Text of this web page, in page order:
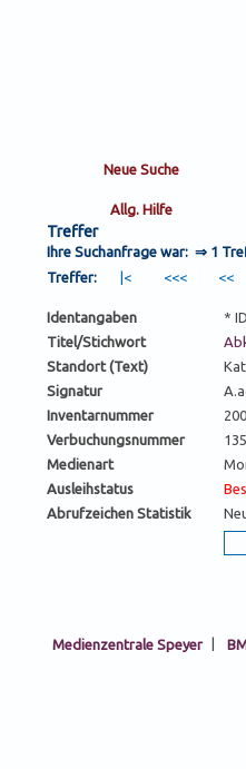
Treffer
Ihre Suchanfrage war: ⇒ 1
Treffer:
Identangaben
*
Titel/Stichwort
Standort (Text)
Signatur
Inventarnummer
Verbuchungsnummer
Medienart
Ausleihstatus
Abrufzeichen Statistik
Medienzentrale Speyer